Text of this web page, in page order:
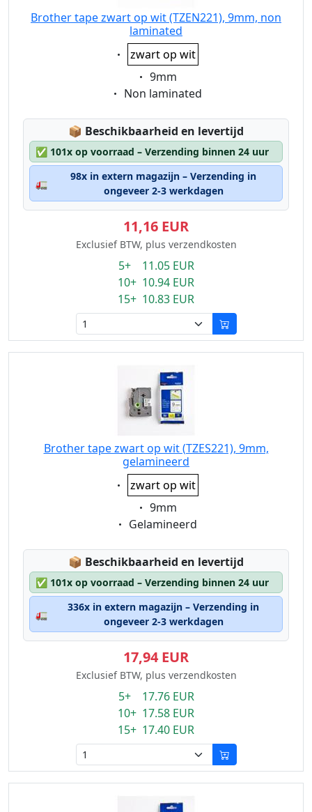
Brother tape zwart op wit (TZEN221), 9mm, non
laminated
Eigenschaft:
zwart op wit
Eigenschaft:
9mm
Eigenschaft:
Non laminated
📦 Lagerstatus:
Beschikbaarheid en levertijd
✅ 101x op voorraad – Verzending binnen 24 uur
🚛
98x in extern magazijn – Verzending in
ongeveer 2-3 werkdagen
11,16 EUR
Exclusief BTW, plus verzendkosten
5+ 11.05 EUR
10+ 10.94 EUR
15+ 10.83 EUR
Brother tape zwart op wit (TZES221), 9mm,
gelamineerd
Eigenschaft:
zwart op wit
Eigenschaft:
9mm
Eigenschaft:
Gelamineerd
📦 Lagerstatus:
Beschikbaarheid en levertijd
✅ 101x op voorraad – Verzending binnen 24 uur
🚛
336x in extern magazijn – Verzending in
ongeveer 2-3 werkdagen
17,94 EUR
Exclusief BTW, plus verzendkosten
5+ 17.76 EUR
10+ 17.58 EUR
15+ 17.40 EUR